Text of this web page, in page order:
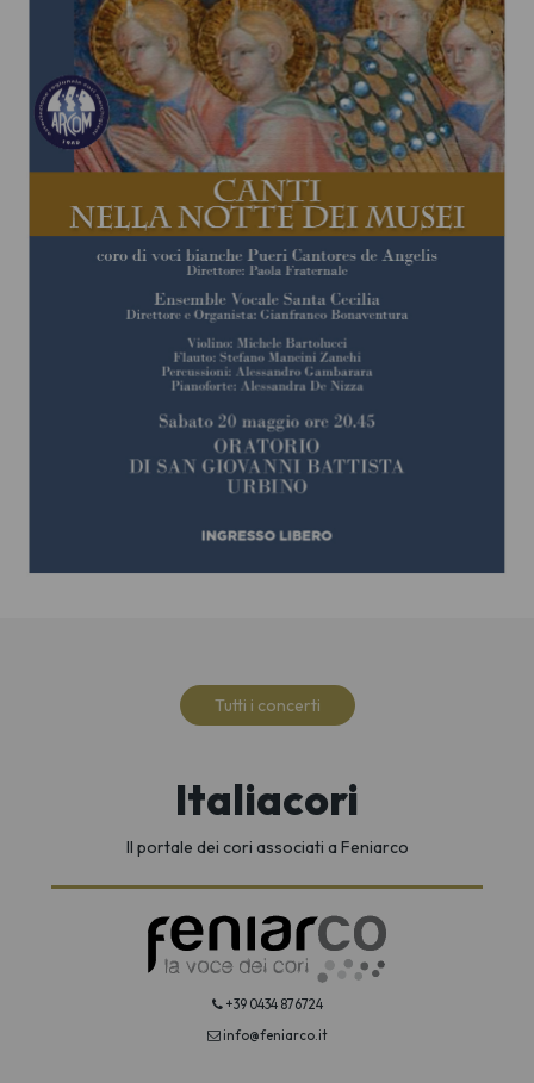
Tutti i concerti
Italiacori
Il portale dei cori associati a Feniarco
+39 0434 876724
info@feniarco.it